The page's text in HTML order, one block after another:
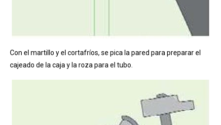
Con el martillo y el cortafríos, se pica la pared para preparar el
cajeado de la caja y la roza para el tubo.